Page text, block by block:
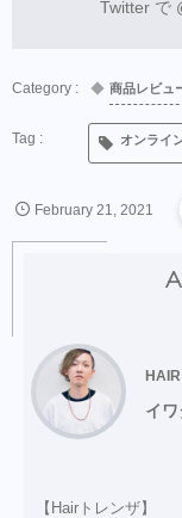
Twitter で
商品レビュ
オンライ
February 21 2021
イ
【Hairトレンザ】